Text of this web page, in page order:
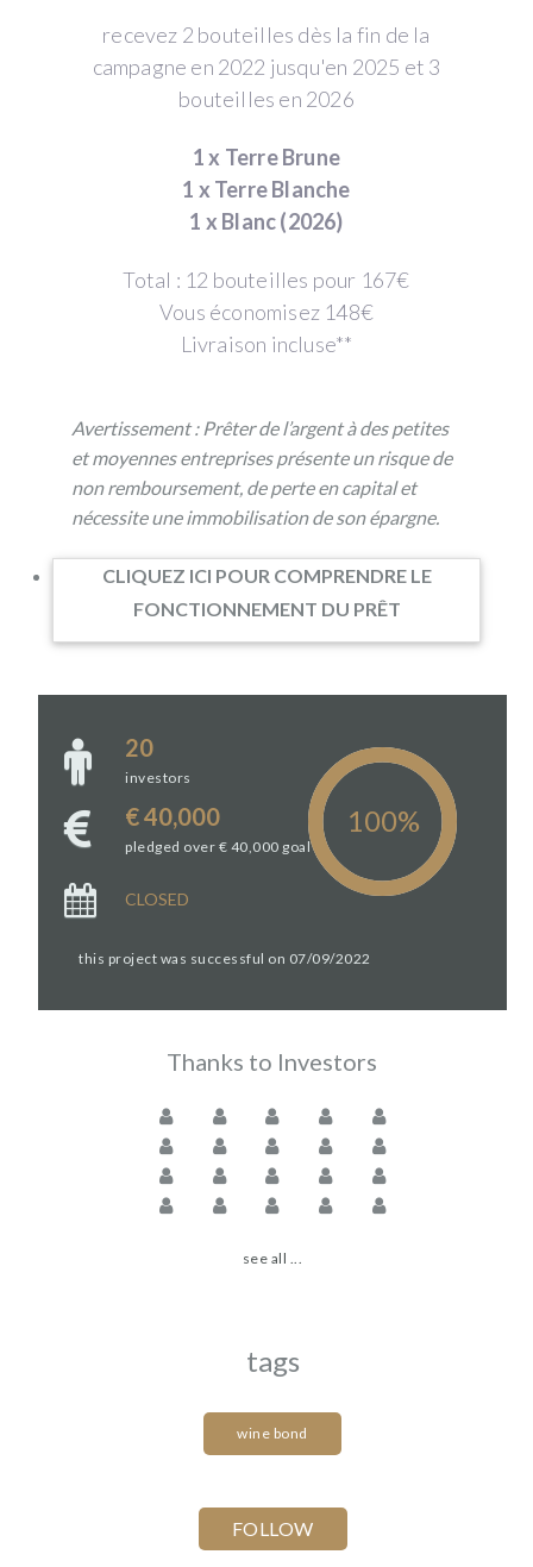
recevez 2 bouteilles dès la fin de la
campagne en 2022 jusqu'en 2025 et 3
bouteilles en 2026
1 x Terre Brune
1 x Terre Blanche
1 x Blanc (2026)
Total : 12 bouteilles pour 167€
Vous économisez 148€
Livraison incluse**
Avertissement : Prêter de l’argent à des petites
et moyennes entreprises présente un risque de
non remboursement, de perte en capital et
nécessite une immobilisation de son épargne.
CLIQUEZ ICI POUR COMPRENDRE LE
FONCTIONNEMENT DU PRÊT
20
investors
€ 40,000
pledged over € 40,000 goal
CLOSED
this project was successful on 07/09/2022
Thanks to Investors
see all ...
tags
wine bond